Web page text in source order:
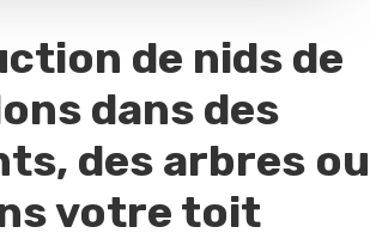
de nids de
dans des
des arbres ou
votre toit